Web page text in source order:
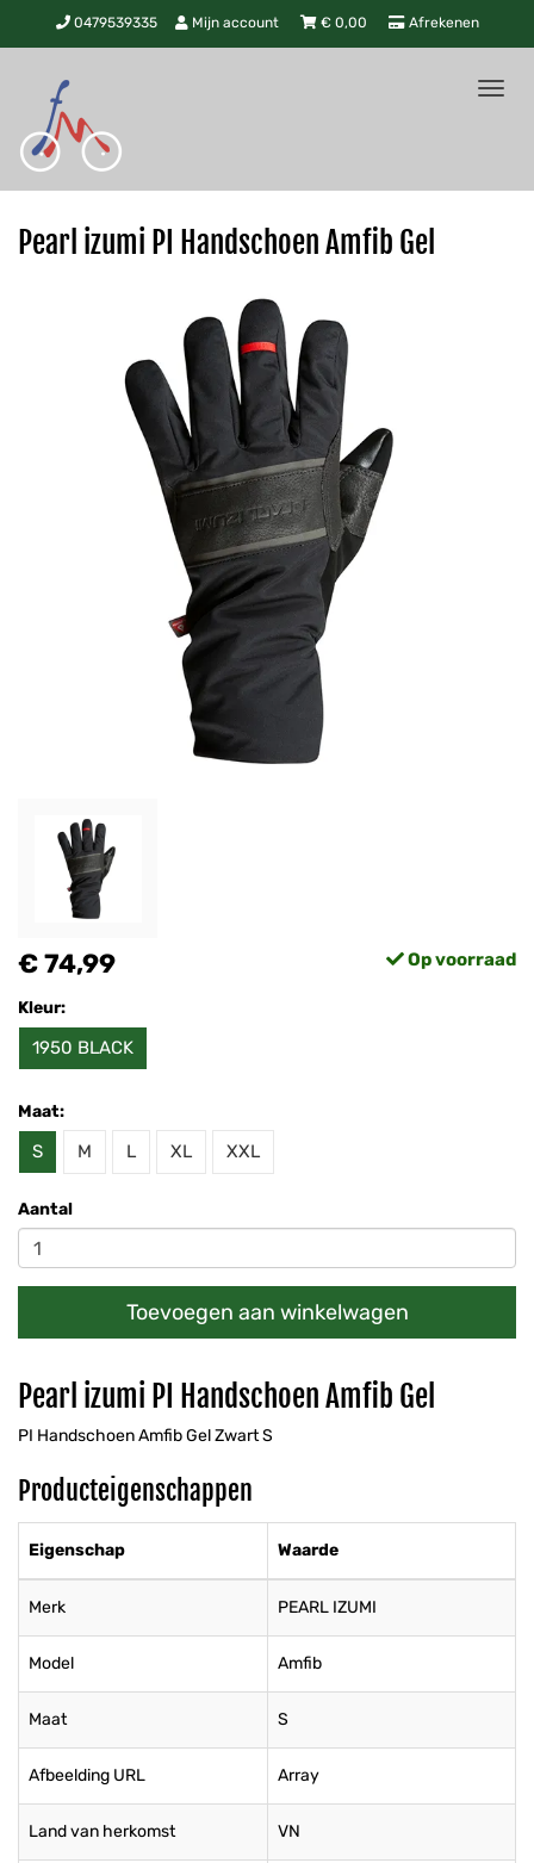
0479539335 Mijn account € 0,00 Afrekenen
Pearl izumi PI Handschoen Amfib Gel
€ 74,99 Op voorraad
Kleur:
1950 BLACK
Maat:
S M L XL XXL
Aantal
Toevoegen aan winkelwagen
Pearl izumi PI Handschoen Amfib Gel
PI Handschoen Amfib Gel Zwart S
Producteigenschappen
Eigenschap Waarde
Merk PEARL IZUMI
Model Amfib
Maat S
Afbeelding URL Array
Land van herkomst VN